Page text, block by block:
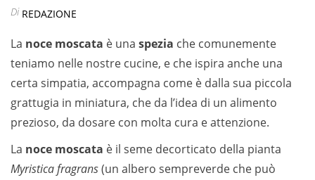
Di REDAZIONE
La noce moscata è una spezia che comunemente
teniamo nelle nostre cucine, e che ispira anche una
certa simpatia, accompagna come è dalla sua piccola
grattugia in miniatura, che da l’idea di un alimento
prezioso, da dosare con molta cura e attenzione.
La noce moscata è il seme decorticato della pianta
Myristica fragrans(un albero sempreverde che può